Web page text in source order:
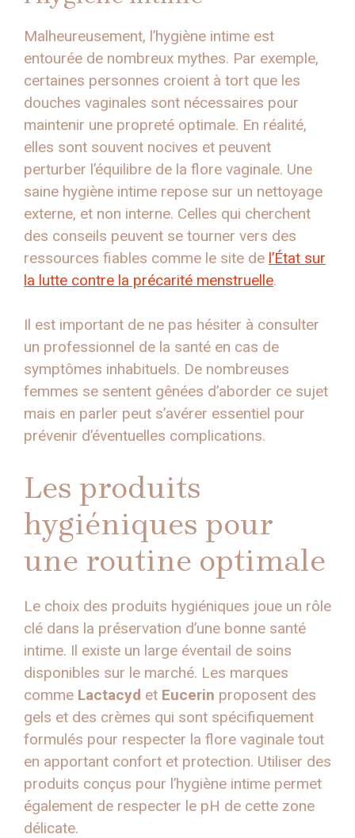
Malheureusement, l’hygiène intime est
entourée de nombreux mythes. Par exemple,
certaines personnes croient à tort que les
douches vaginales sont nécessaires pour
maintenir une propreté optimale. En réalité,
elles sont souvent nocives et peuvent
perturber l’équilibre de la flore vaginale. Une
saine hygiène intime repose sur un nettoyage
externe, et non interne. Celles qui cherchent
des conseils peuvent se tourner vers des
ressources fiables comme le site de l’État sur
la lutte contre la précarité menstruelle.
Il est important de ne pas hésiter à consulter
un professionnel de la santé en cas de
symptômes inhabituels. De nombreuses
femmes se sentent gênées d’aborder ce sujet
mais en parler peut s’avérer essentiel pour
prévenir d’éventuelles complications.
Les produits
hygiéniques pour
une routine optimale
Le choix des produits hygiéniques joue un rôle
clé dans la préservation d’une bonne santé
intime. Il existe un large éventail de soins
disponibles sur le marché. Les marques
comme Lactacyd et Eucerin proposent des
gels et des crèmes qui sont spécifiquement
formulés pour respecter la flore vaginale tout
en apportant confort et protection. Utiliser des
produits conçus pour l’hygiène intime permet
également de respecter le pH de cette zone
délicate.